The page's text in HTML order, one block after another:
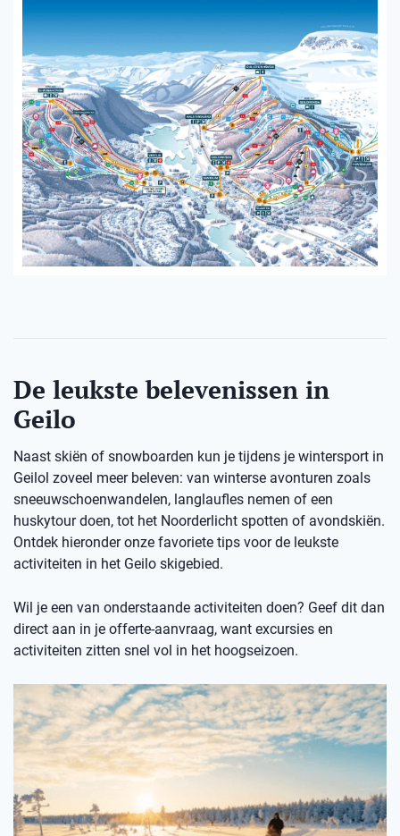
De leukste belevenissen in
Geilo
Naast skiën of snowboarden kun je tijdens je wintersport in
Geilol zoveel meer beleven: van winterse avonturen zoals
sneeuwschoenwandelen, langlaufles nemen of een
huskytour doen, tot het Noorderlicht spotten of avondskiën.
Ontdek hieronder onze favoriete tips voor de leukste
activiteiten in het Geilo skigebied.
Wil je een van onderstaande activiteiten doen? Geef dit dan
direct aan in je offerte-aanvraag, want excursies en
activiteiten zitten snel vol in het hoogseizoen.